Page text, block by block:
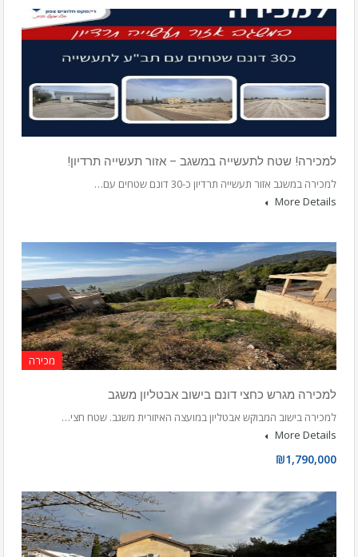
למכירה! שטח לתעשייה במשגב – אזור תעשייה תרדיון!
למכירה במשגב אזור תעשייה תרדיון כ-30 דונם שטחים עם…
More Details
מכירה
למכירה מגרש כחצי דונם בישוב אבטליון משגב
למכירה בישוב המבוקש אבטליון במועצה האיזורית משגב. שטח חצי…
More Details
₪1,790,000